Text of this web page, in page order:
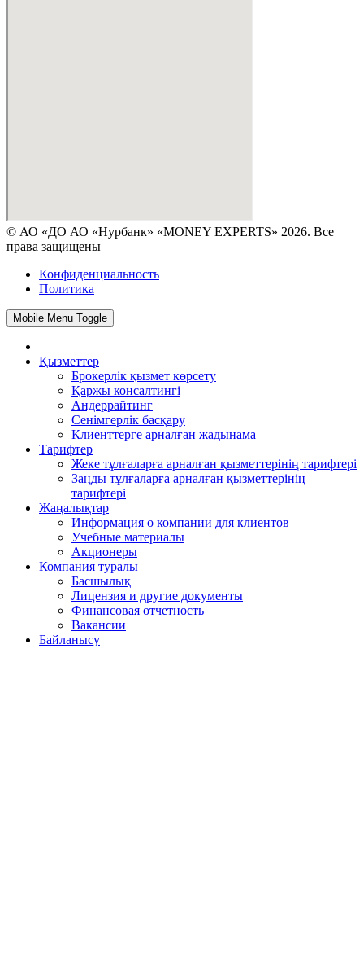
© АО «ДО АО «Нурбанк» «MONEY EXPERTS» 2026. Все
права защищены
Конфиденциальность
Политика
Mobile Menu Toggle
Қызметтер
Брокерлік қызмет көрсету
Қаржы консалтингі
Андеррайтинг
Сенімгерлік басқару
Клиенттерге арналған жадынама
Тарифтер
Жеке тұлғаларға арналған қызметтерінің тарифтері
Заңды тұлғаларға арналған қызметтерінің
тарифтері
Жаңалықтар
Информация о компании для клиентов
Учебные материалы
Акционеры
Компания туралы
Басшылық
Лицензия и другие документы
Финансовая отчетность
Вакансии
Байланысу